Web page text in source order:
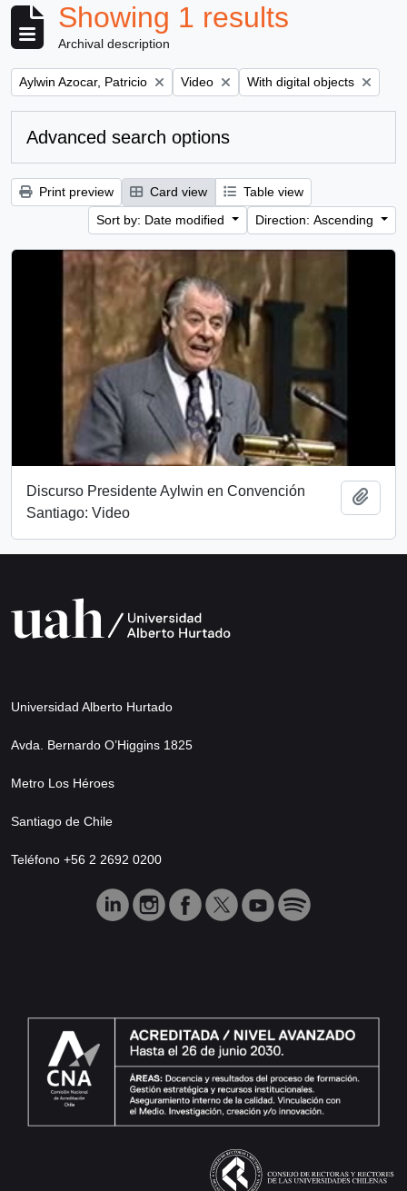
Showing 1 results
Archival description
Remove filter:
Aylwin Azocar, Patricio Remove filter:
Video Remove filter:
With digital objects
Advanced search options
Print preview Card view
Table view
Sort by: Date modified
Direction: Ascending
Discurso Presidente Aylwin en Convención
Santiago: Video
Universidad Alberto Hurtado
Avda. Bernardo O’Higgins 1825
Metro Los Héroes
Santiago de Chile
Teléfono +56 2 2692 0200